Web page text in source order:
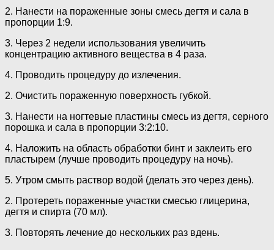
2. Нанести на пораженные зоны смесь дегтя и сала в
пропорции 1:9.
3. Через 2 недели использования увеличить
концентрацию активного вещества в 4 раза.
4. Проводить процедуру до излечения.
2. Очистить пораженную поверхность губкой.
3. Нанести на ногтевые пластины смесь из дегтя, серного
порошка и сала в пропорции 3:2:10.
4. Наложить на область обработки бинт и заклеить его
пластырем (лучше проводить процедуру на ночь).
5. Утром смыть раствор водой (делать это через день).
2. Протереть пораженные участки смесью глицерина,
дегтя и спирта (70 мл).
3. Повторять лечение до нескольких раз вдень.